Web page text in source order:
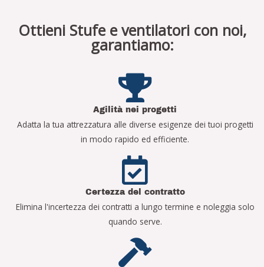
Ottieni Stufe e ventilatori con noi,
garantiamo:
Agilità nei progetti
Adatta la tua attrezzatura alle diverse esigenze dei tuoi progetti
in modo rapido ed efficiente.
Certezza del contratto
Elimina l'incertezza dei contratti a lungo termine e noleggia solo
quando serve.